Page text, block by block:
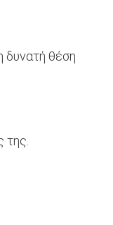
δυνατή θέση
της.